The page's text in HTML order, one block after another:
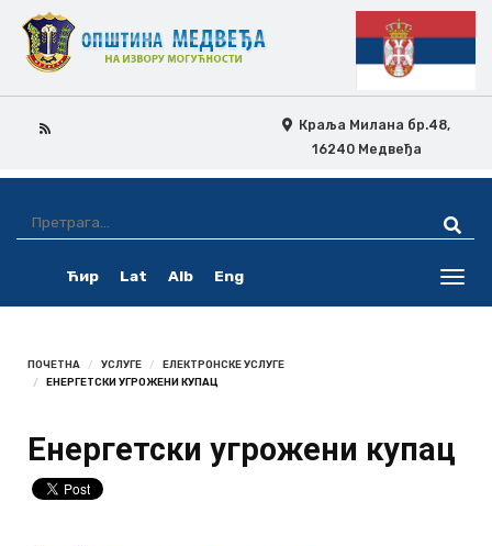
Краља Милана бр.48,
16240 Медвеђа
Navigation
Ovo
pretraga
Ћир Lat Alb Eng
ПОЧЕТНА УСЛУГЕ
ЕЛЕКТРОНСКЕ УСЛУГЕ
ЕНЕРГЕТСКИ УГРОЖЕНИ КУПАЦ
Енергетски угрожени купац